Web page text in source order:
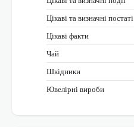
Цікаві та визначні постаті
Цікаві факти
Чай
Шкідники
Ювелірні вироби